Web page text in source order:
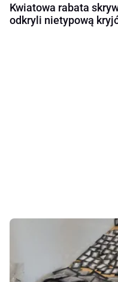
Kwiatowa rabata
odkryli nietypową